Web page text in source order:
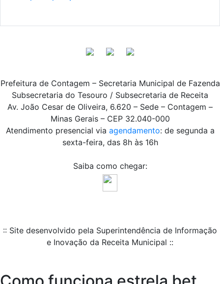
Prefeitura de Contagem – Secretaria Municipal de Fazenda
Subsecretaria do Tesouro / Subsecretaria de Receita
Av. João Cesar de Oliveira, 6.620 – Sede – Contagem –
Minas Gerais – CEP 32.040-000
Atendimento presencial via agendamento: de segunda a
sexta-feira, das 8h às 16h
Saiba como chegar:
:: Site desenvolvido pela Superintendência de Informação
e Inovação da Receita Municipal ::